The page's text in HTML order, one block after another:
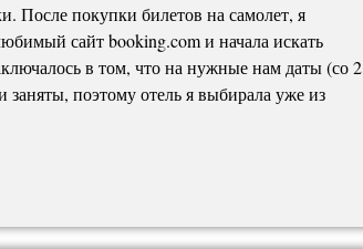
После покупки билетов на самолет, я
сайт booking.com и начала искать
в том, что на нужные нам даты (со 2
заняты, поэтому отель я выбирала уже из